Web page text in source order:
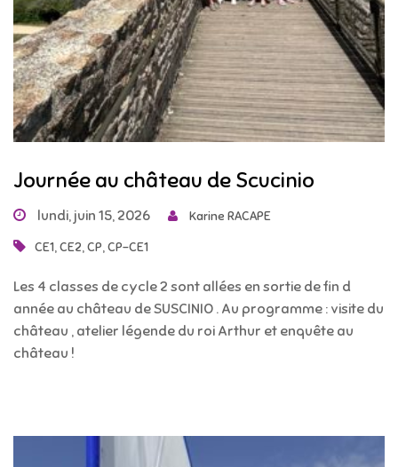
Journée au château de Scucinio
lundi, juin 15, 2026 Karine RACAPE
CE1,CE2,CP,CP-CE1
Les 4 classes de cycle 2 sont allées en sortie de fin d
année au château de SUSCINIO . Au programme : visite du
château , atelier légende du roi Arthur et enquête au
château !